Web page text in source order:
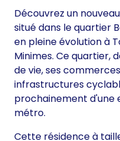
Découvrez un
situé dans le quartier
en pleine évolution à
Minimes. Ce quartier,
de vie, ses
infrastructures
prochainement d'une
métro.
Cette résidence à